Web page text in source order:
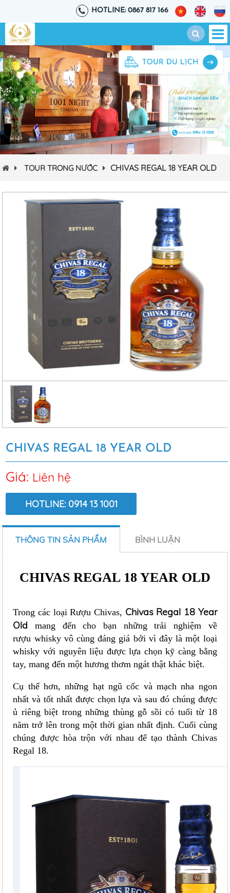
HOTLINE: 0867 817 166
TOUR TRONG NƯỚC CHIVAS REGAL 18 YEAR OLD
CHIVAS REGAL 18 YEAR OLD
Giá: Liên hệ
HOTLINE: 0914 13 1001
THÔNG TIN SẢN PHẨM BÌNH LUẬN
CHIVAS REGAL 18 YEAR OLD
Trong các loại Rượu Chivas, Chivas Regal 18 Year
Old mang đến cho bạn những trải nghiệm về
rượu whisky vô cùng đáng giá bởi vì đây là một loại
whisky với nguyên liệu được lựa chọn kỹ càng bằng
tay, mang đến một hương thơm ngát thật khác biệt.
Cụ thể hơn, những hạt ngũ cốc và mạch nha ngon
nhất và tốt nhất được chọn lựa và sau đó chúng được
ủ riêng biệt trong những thùng gỗ sồi có tuổi từ 18
năm trở lên trong một thời gian nhất định. Cuối cùng
chúng được hòa trộn với nhau để tạo thành Chivas
Regal 18.